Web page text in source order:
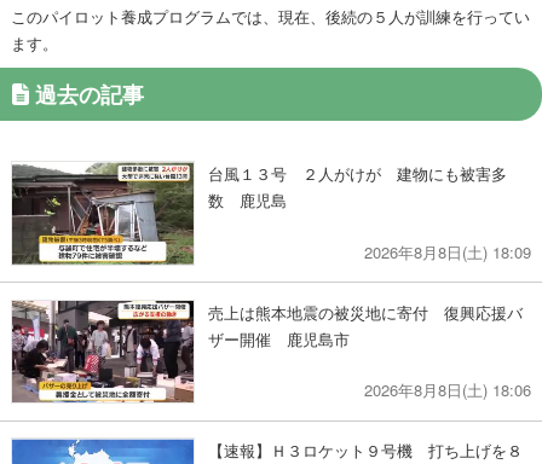
このパイロット養成プログラムでは、現在、後続の５人が訓練を行ってい
ます。
過去の記事
台風１３号 ２人がけが 建物にも被害多
数 鹿児島
2026年8月8日(土) 18:09
売上は熊本地震の被災地に寄付 復興応援バ
ザー開催 鹿児島市
2026年8月8日(土) 18:06
【速報】Ｈ３ロケット９号機 打ち上げを８